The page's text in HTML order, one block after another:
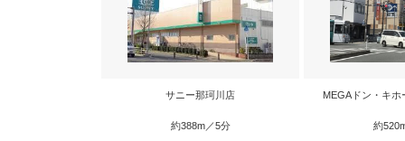
サニー那珂川店
約388m／5分
MEGAドン・キホ
約